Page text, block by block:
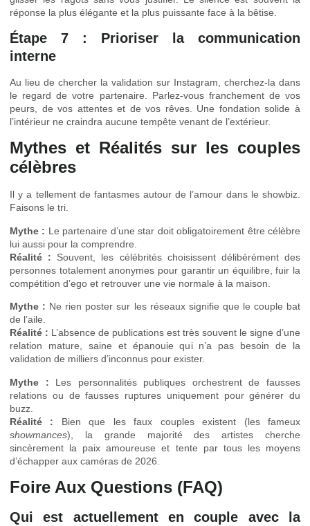
réponse la plus élégante et la plus puissante face à la bêtise.
Étape 7 : Prioriser la communication
interne
Au lieu de chercher la validation sur Instagram, cherchez-la dans
le regard de votre partenaire. Parlez-vous franchement de vos
peurs, de vos attentes et de vos rêves. Une fondation solide à
l’intérieur ne craindra aucune tempête venant de l’extérieur.
Mythes et Réalités sur les couples
célèbres
Il y a tellement de fantasmes autour de l’amour dans le showbiz.
Faisons le tri.
Mythe : Le partenaire d’une star doit obligatoirement être célèbre
lui aussi pour la comprendre.
Réalité : Souvent, les célébrités choisissent délibérément des
personnes totalement anonymes pour garantir un équilibre, fuir la
compétition d’ego et retrouver une vie normale à la maison.
Mythe : Ne rien poster sur les réseaux signifie que le couple bat
de l’aile.
Réalité : L’absence de publications est très souvent le signe d’une
relation mature, saine et épanouie qui n’a pas besoin de la
validation de milliers d’inconnus pour exister.
Mythe : Les personnalités publiques orchestrent de fausses
relations ou de fausses ruptures uniquement pour générer du
buzz.
Réalité : Bien que les faux couples existent (les fameux
showmances), la grande majorité des artistes cherche
sincèrement la paix amoureuse et tente par tous les moyens
d’échapper aux caméras de 2026.
Foire Aux Questions (FAQ)
Qui est actuellement en couple avec la